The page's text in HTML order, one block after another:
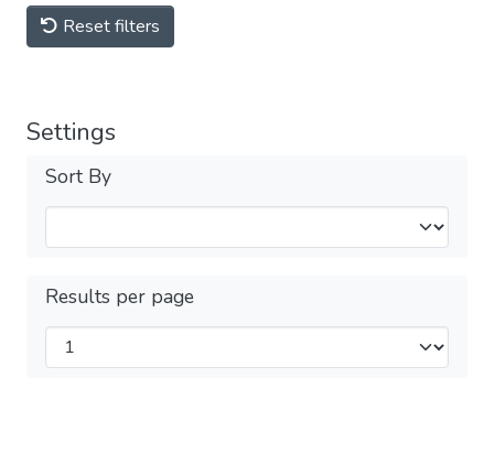
Reset filters
Settings
Sort By
Results per page